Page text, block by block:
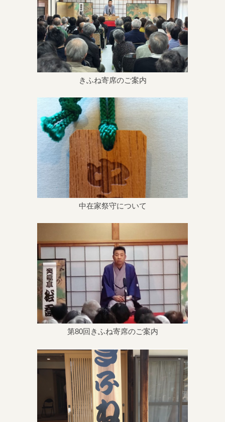
きふね寄席のご案内
中在家祭守について
第80回きふね寄席のご案内